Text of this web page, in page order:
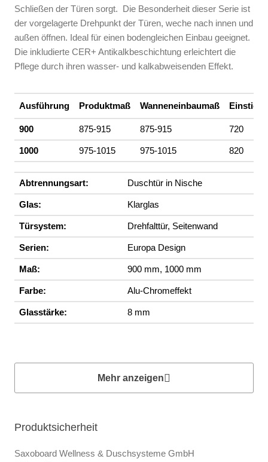
Schließen der Türen sorgt. Die Besonderheit dieser Serie ist
der vorgelagerte Drehpunkt der Türen, weche nach innen und
außen öffnen. Ideal für einen bodengleichen Einbau geeignet.
Die inkludierte CER+ Antikalkbeschichtung erleichtert die
Pflege durch ihren wasser- und kalkabweisenden Effekt.
Ausführung Produktmaß Wanneneinbaumaß
900 875-915 875-915 720
1000 975-1015 975-1015 820
Abtrennungsart: Duschtür in Nische
Glas: Klarglas
Türsystem: Drehfalttür, Seitenwand
Serien: Europa Design
Maß: 900 mm, 1000 mm
Farbe: Alu-Chromeffekt
Glasstärke: 8 mm
Produktsicherheit
Saxoboard Wellness & Duschsysteme GmbH
Mehr anzeigen